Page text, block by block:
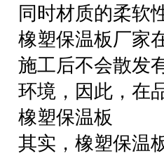
同时材质的柔软
橡塑保温板厂家
施工后不会散发
环境，因此，在
橡塑保温板
其实，橡塑保温